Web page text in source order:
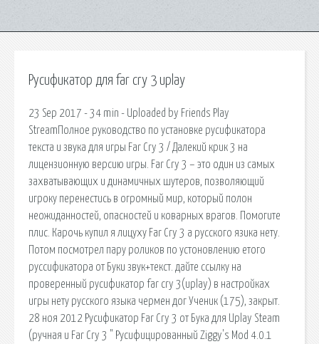
Русификатор для far cry 3 uplay
23 Sep 2017 - 34 min - Uploaded by Friends Play
StreamПолное руководство по установке русификатора
текста и звука для игры Far Cry 3 / Далекий крик 3 на
лицензионную версию игры. Far Cry 3 – это один из самых
захватывающих и динамичных шутеров, позволяющий
игроку перенестись в огромный мир, который полон
неожиданностей, опасностей и коварных врагов. Помогите
плис. Карочь купил я лицуху Far Cry 3 а русского язика нету.
Потом посмотрел пару роликов по устоновлению етого
руссификатора от Буки звук+текст. дайте ссылку на
проверенный русификатор far cry 3(uplay) в настройках
игры нету русского языка чермен дог Ученик (175), закрыт.
28 ноя 2012 Русификатор Far Cry 3 от Бука для Uplay Steam
(ручная и Far Cry 3 " Русифицированный Ziggy's Mod 4.0.1